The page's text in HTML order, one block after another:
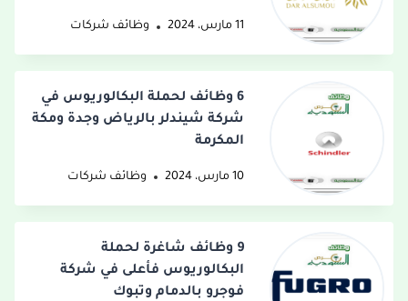
11 مارس، 2024 وظائف شركات
6 وظائف لحملة البكالوريوس في
شركة شيندلر بالرياض وجدة ومكة
المكرمة
10 مارس، 2024 وظائف شركات
9 وظائف شاغرة لحملة
البكالوريوس فأعلى في شركة
فوجرو بالدمام وتبوك